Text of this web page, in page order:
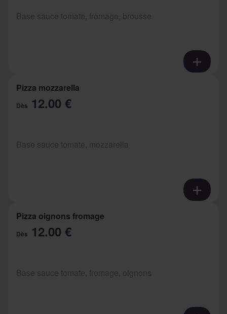
Pizza mozzarella
Dès 12.00 €
Pizza oignons fromage
Dès 12.00 €